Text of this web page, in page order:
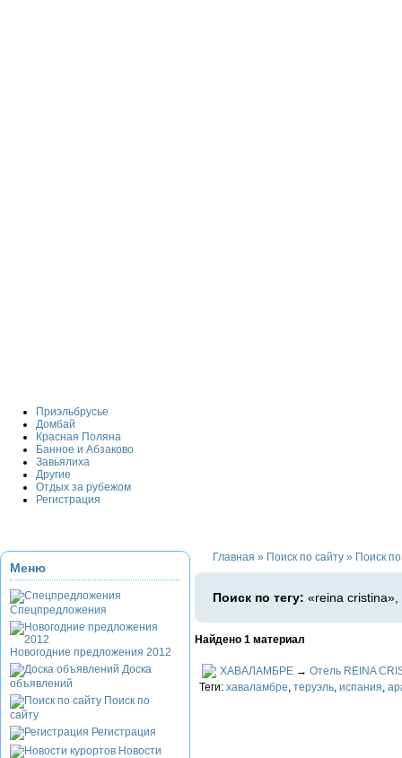
Приэльбрусье
Домбай
Красная Поляна
Банное и Абзаково
Завьялиха
Другие
Отдых за рубежом
Регистрация
Меню
Спецпредложения
Новогодние предложения 2012
Доска
объявлений
Поиск по
сайту
Регистрация
Новости
Главная » Поиск по сайту » Поиск
Поиск по тегу: «reina cristina»,
Найдено 1 материал
ХАВАЛАМБРЕ → Отель REINA
Теги: хаваламбре, теруэль, испания,